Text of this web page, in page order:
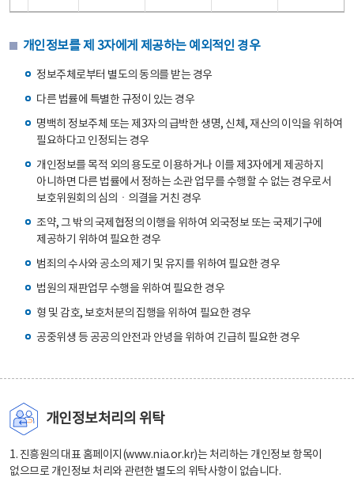
개인정보를 제 3자에게 제공하는 예외적인 경우
정보주체로부터 별도의 동의를 받는 경우
다른 법률에 특별한 규정이 있는 경우
명백히 정보주체 또는 제3자의 급박한 생명, 신체, 재산의 이익을 위하여
필요하다고 인정되는 경우
개인정보를 목적 외의 용도로 이용하거나 이를 제3자에게 제공하지
아니하면 다른 법률에서 정하는 소관 업무를 수행할 수 없는 경우로서
보호위원회의 심의ㆍ의결을 거친 경우
조약, 그 밖의 국제협정의 이행을 위하여 외국정보 또는 국제기구에
제공하기 위하여 필요한 경우
범죄의 수사와 공소의 제기 및 유지를 위하여 필요한 경우
법원의 재판업무 수행을 위하여 필요한 경우
형 및 감호, 보호처분의 집행을 위하여 필요한 경우
공중위생 등 공공의 안전과 안녕을 위하여 긴급히 필요한 경우
개인정보처리의 위탁
1. 진흥원의 대표 홈페이지(www.nia.or.kr)는 처리하는 개인정보 항목이
없으므로 개인정보 처리와 관련한 별도의 위탁사항이 없습니다.